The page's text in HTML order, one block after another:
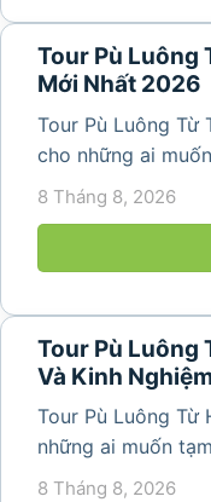
Tour Pù Luông
Mới Nhất 2026
Tour Pù Luông Từ
cho những ai
trong lành, ruộng
bản làng bình
ngày. Không cần
8 Tháng 8, 2026
Tour Pù Luông
Và Kinh
Tour Pù Luông
những ai muốn
về không gian núi
8 Tháng 8, 2026